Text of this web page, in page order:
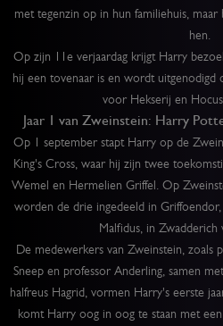
met tegenzin op in hun familiehuis, maar
hen.
Op zijn 11e verjaardag krijgt Harry
hij een tovenaar is en wordt uitgenodigd
voor Hekserij en
Jaar 1 van Zweinstein: Harry
Op 1 september stapt Harry op de
King's Cross, waar hij zijn twee
Wemel en Hermelien Griffel. Op
worden de drie ingedeeld in
Malfidus, in Zwadderich
De medewerkers van Zweinstein, zoals
Sneep en professor Anderling, samen
halfreus Hagrid, vormen Harry's eerste
komt Harry oog in oog te staan met